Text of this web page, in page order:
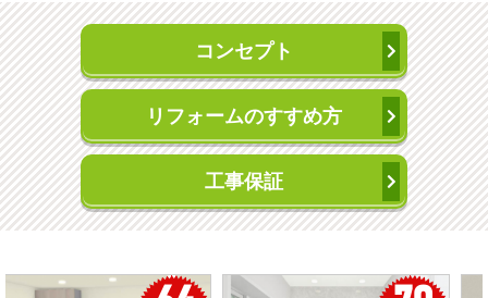
コンセプト
リフォームのすすめ方
工事保証